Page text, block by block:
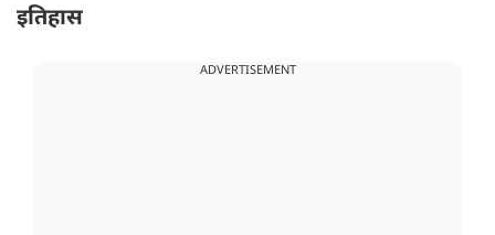
इतिहास
ADVERTISEMENT